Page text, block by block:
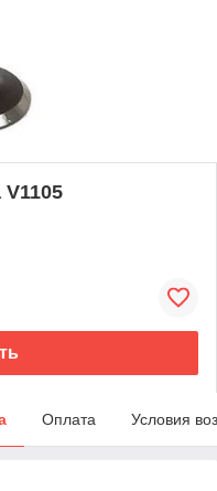
Оплата Условия